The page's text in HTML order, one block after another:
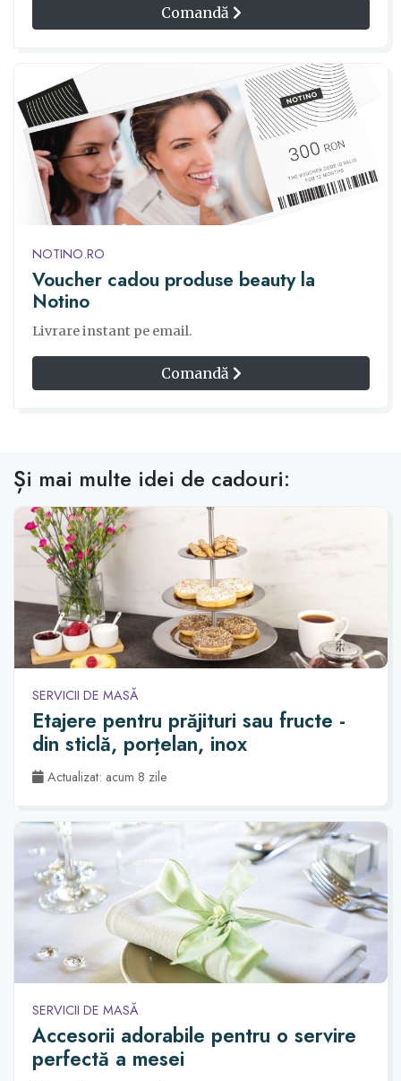
Comandă
NOTINO.RO
Voucher cadou produse beauty la
Notino
Livrare instant pe email.
Comandă
Și mai multe idei de cadouri:
SERVICII DE MASĂ
Etajere pentru prăjituri sau fructe -
din sticlă, porțelan, inox
Actualizat: acum 8 zile
SERVICII DE MASĂ
Accesorii adorabile pentru o servire
perfectă a mesei